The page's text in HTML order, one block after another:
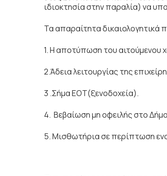
ιδιοκτησία στην παραλία) να
Τα απαραίτητα δικαιολογητικά
1. Η αποτύπωση του
2.Άδεια λειτουργίας της
3 .Σήμα ΕΟΤ(ξενοδοχεία).
4. Βεβαίωση μη οφειλής στο
5. Μισθωτήρια σε περίπτωση